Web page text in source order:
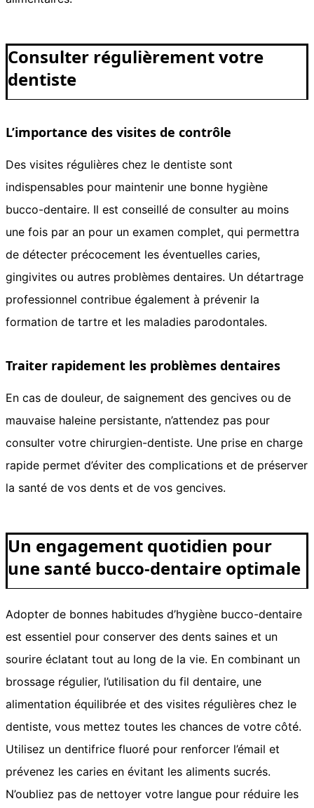
Consulter régulièrement votre
dentiste
L’importance des visites de contrôle
Des visites régulières chez le dentiste sont
indispensables pour maintenir une bonne hygiène
bucco-dentaire. Il est conseillé de consulter au moins
une fois par an pour un examen complet, qui permettra
de détecter précocement les éventuelles caries,
gingivites ou autres problèmes dentaires. Un détartrage
professionnel contribue également à prévenir la
formation de tartre et les maladies parodontales.
Traiter rapidement les problèmes dentaires
En cas de douleur, de saignement des gencives ou de
mauvaise haleine persistante, n’attendez pas pour
consulter votre chirurgien-dentiste. Une prise en charge
rapide permet d’éviter des complications et de préserver
la santé de vos dents et de vos gencives.
Un engagement quotidien pour
une santé bucco-dentaire optimale
Adopter de bonnes habitudes d’hygiène bucco-dentaire
est essentiel pour conserver des dents saines et un
sourire éclatant tout au long de la vie. En combinant un
brossage régulier, l’utilisation du fil dentaire, une
alimentation équilibrée et des visites régulières chez le
dentiste, vous mettez toutes les chances de votre côté.
Utilisez un dentifrice fluoré pour renforcer l’émail et
prévenez les caries en évitant les aliments sucrés.
N’oubliez pas de nettoyer votre langue pour réduire les